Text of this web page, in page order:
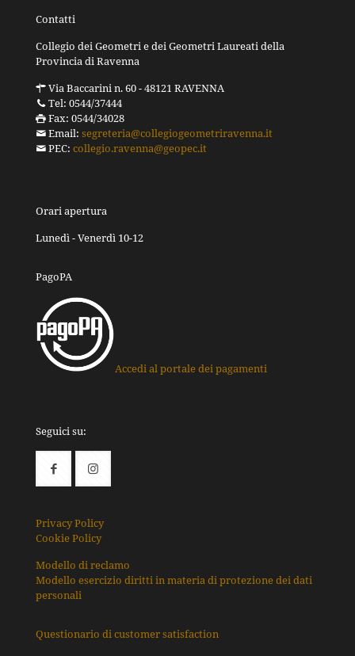
Contatti
Collegio dei Geometri e dei Geometri Laureati della
Provincia di Ravenna
Via Baccarini n. 60 - 48121 RAVENNA
Tel: 0544/37444
Fax: 0544/34028
Email: segreteria@collegiogeometriravenna.it
PEC: collegio.ravenna@geopec.it
Orari apertura
Lunedì - Venerdì 10-12
PagoPA
Accedi al portale dei pagamenti
Seguici su:
Privacy Policy
Cookie Policy
Modello di reclamo
Modello esercizio diritti in materia di protezione dei dati
personali
Questionario di customer satisfaction